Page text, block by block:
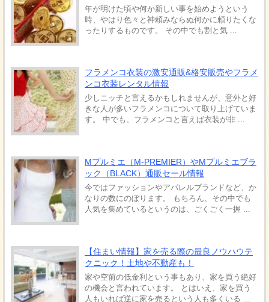
年が明けた頃や何か新しい事を始めようという
時、やはり色々と神頼みならぬ何かに頼りたくな
ったりするものです。 その中でも割と気 ...
フラメンコ衣装の激安通販&格安販売やフラメ
ンコ衣装レンタル情報
少しニッチと言えるかもしれませんが、意外と好
きな人が多いフラメンコについて取り上げていま
す。 中でも、フラメンコと言えば衣装が非 ...
Mプルミエ（M-PREMIER）やMプルミエブラ
ック（BLACK）通販セール情報
今ではファッションやアパレルブランドなど、か
なりの数にのぼります。 もちろん、その中でも
人気を集めているというのは、ごくごく一握 ...
【住まい情報】家を売る際の最良ノウハウテ
クニック！土地や不動産も！
家や空前の低金利という事もあり、家を買う絶好
の機会と言われています。 とはいえ、家を買う
人もいれば逆に家を売るという人も多くいる ...